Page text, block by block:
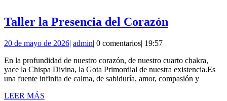
Taller la Presencia del Corazón
del
Corazón
20 de mayo de 202620
mayo
de
2026
| adminadmin
| 0 comentarios| 19:57
En la profundidad de nuestro corazón, de nuestro cuarto chakra,
yace la Chispa Divina, la Gota Primordial de nuestra existencia.Es
una fuente infinita de calma, de sabiduría, amor, compasión y
LEER MÁS